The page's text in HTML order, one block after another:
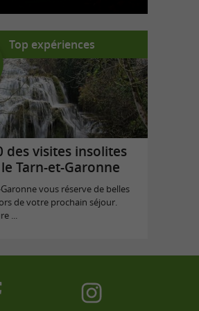
Top expériences
des visites insolites
Tarn-et-Garonne
vous réserve de belles
de votre prochain séjour.
...